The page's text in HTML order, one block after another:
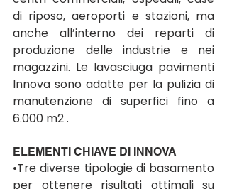
di riposo, aeroporti e stazioni, ma
anche all’interno dei reparti di
produzione delle industrie e nei
magazzini. Le lavasciuga pavimenti
Innova sono adatte per la pulizia di
manutenzione di superfici fino a
6.000 m2 .
ELEMENTI CHIAVE DI INNOVA
•Tre diverse tipologie di basamento
per ottenere risultati ottimali su